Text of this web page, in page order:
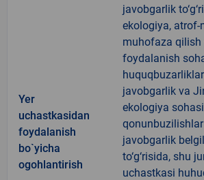
Yer
uchastkasidan
foydalanish
bo`yicha
ogohlantirish
javobgarlik
ekologiya, atrof-
muhofaza
foydalanish
javobgarlik va
ekologiya
javobgarlik
to‘g‘risida, shu
uchastkasi